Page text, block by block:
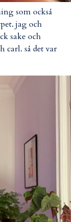
som också
jag och
sake och
carl. så det var